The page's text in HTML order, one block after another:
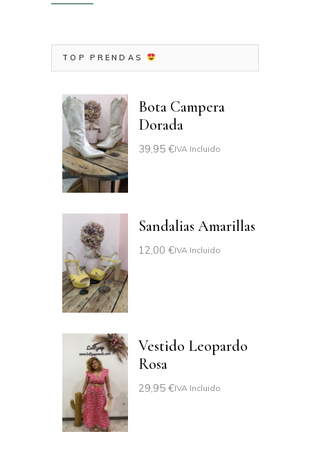
TOP PRENDAS
Bota Campera
Dorada
39,95 €IVA Incluido
Sandalias Amarillas
12,00 €IVA Incluido
Vestido Leopardo
Rosa
29,95 €IVA Incluido